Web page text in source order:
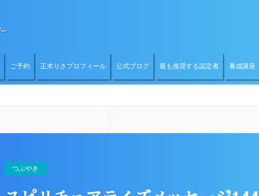
ご予約 正木りさプロフィール 公式ブログ 最も推奨する認定者 養成講座
つぶやき